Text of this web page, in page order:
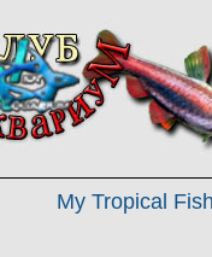
My Tropical Fish